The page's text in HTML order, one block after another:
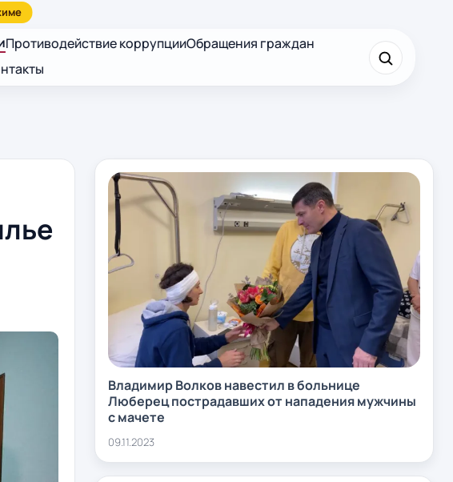
Противодействие коррупцииОбращения граждан
Владимир Волков навестил в больнице
Люберец пострадавших от нападения мужчины
с мачете
09.11.2023